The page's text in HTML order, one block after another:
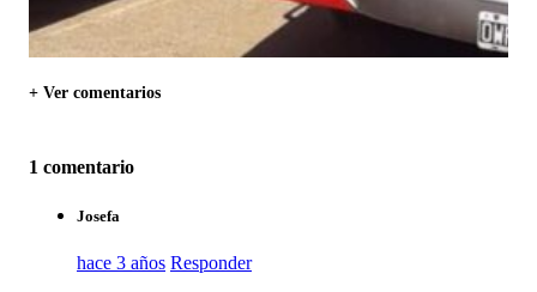
+ Ver comentarios
1 comentario
Josefa
hace 3 años Responder